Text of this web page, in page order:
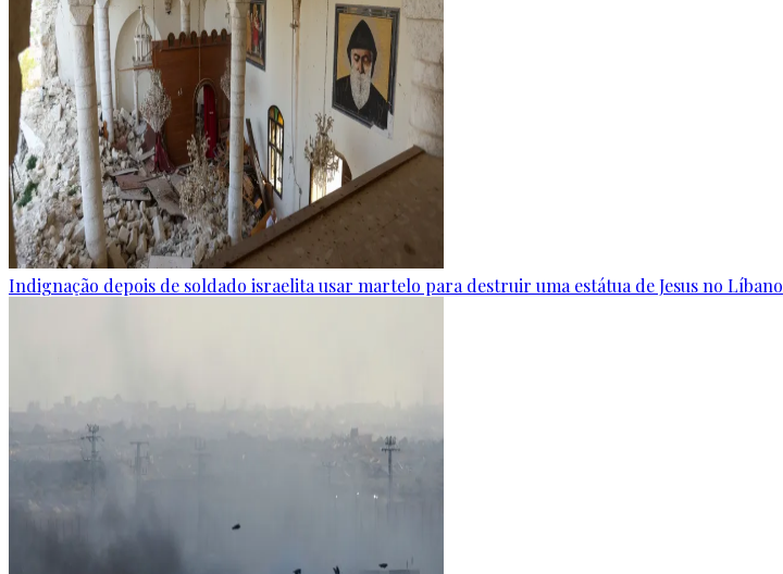
Indignação depois de soldado israelita usar martelo para destruir uma estátua de Jesus no Líbano